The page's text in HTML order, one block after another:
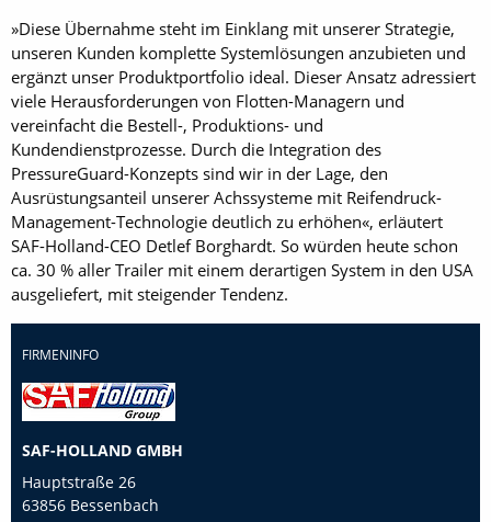
»Diese Übernahme steht im Einklang mit unserer Strategie,
unseren Kunden komplette Systemlösungen anzubieten und
ergänzt unser Produktportfolio ideal. Dieser Ansatz adressiert
viele Herausforderungen von Flotten-Managern und
vereinfacht die Bestell-, Produktions- und
Kundendienstprozesse. Durch die Integration des
PressureGuard-Konzepts sind wir in der Lage, den
Ausrüstungsanteil unserer Achssysteme mit Reifendruck-
Management-Technologie deutlich zu erhöhen«, erläutert
SAF-Holland-CEO Detlef Borghardt. So würden heute schon
ca. 30 % aller Trailer mit einem derartigen System in den USA
ausgeliefert, mit steigender Tendenz.
FIRMENINFO
SAF-HOLLAND GMBH
Hauptstraße 26
63856 Bessenbach